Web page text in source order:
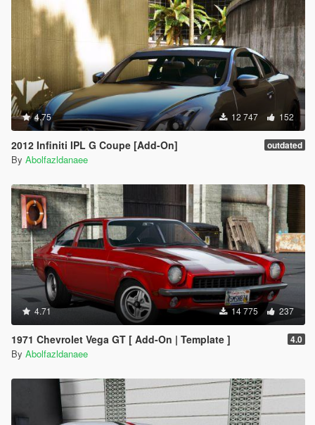
4.75 12 747 152
2012 Infiniti IPL G Coupe [Add-On] outdated
By Abolfazldanaee
4.71 14 775 237
1971 Chevrolet Vega GT [ Add-On | Template ] 4.0
By Abolfazldanaee